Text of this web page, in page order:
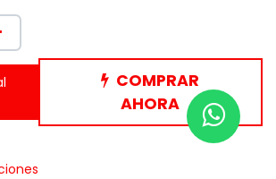
COMPRAR
AHORA